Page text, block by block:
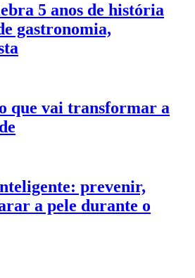
5 anos de história
gastronomia,
que vai transformar a
prevenir,
a pele durante o